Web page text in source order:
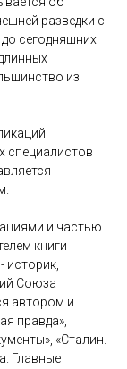
разведки с
сегодняшних
из
специалистов
и частью
книги
историк,
Союза
автором и
правда»,
«Сталин.
Главные